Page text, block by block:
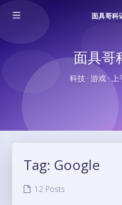
面具哥科
面具哥
科技 · 游戏 · 上
Tag: Google
12 Posts